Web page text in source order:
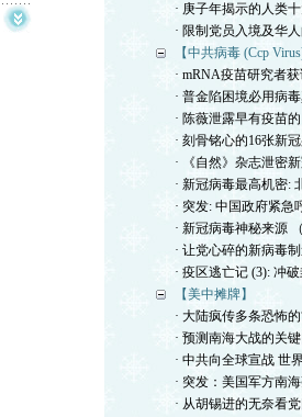
· 庚子年揭示的人类
· 限制党员入境及华
【中共病毒 (Ccp Virus)
· mRNA疫苗研究者
· 普金陷困境必用病
· 陈薇泄露早有疫苗
· 刻骨铭心的16张新
· 《自然》杂志泄密
· 新冠病毒最高机密:
· 突发: 中国政府紧急
· 新冠病毒神秘来源
· 让党心碎的新病毒
· 疫区逃亡记 (3): 冲
【美中摊牌】
· 大陆疯传多条恐怖
· 预测南海大战的关
· 中共向全球宣战 世
· 突发：美国军方南
· 从胡锡进的无奈看